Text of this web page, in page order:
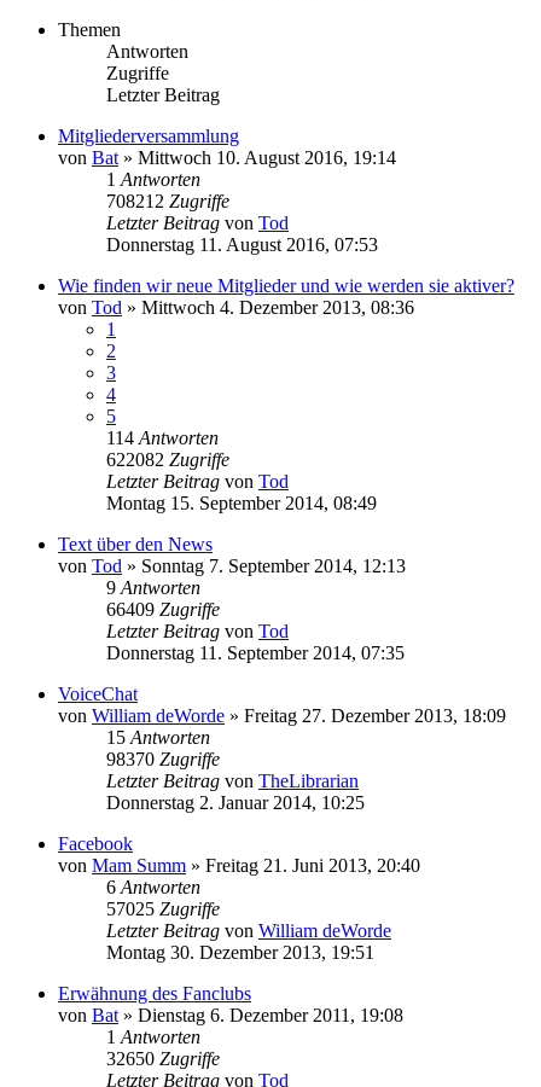
Themen
Antworten
Zugriffe
Letzter Beitrag
Mitgliederversammlung
von Bat » Mittwoch 10. August 2016, 19:14
1 Antworten
708212 Zugriffe
Letzter Beitrag von Tod
Donnerstag 11. August 2016, 07:53
Wie finden wir neue Mitglieder und wie werden sie aktiver?
von Tod » Mittwoch 4. Dezember 2013, 08:36
1
2
3
4
5
114 Antworten
622082 Zugriffe
Letzter Beitrag von Tod
Montag 15. September 2014, 08:49
Text über den News
von Tod » Sonntag 7. September 2014, 12:13
9 Antworten
66409 Zugriffe
Letzter Beitrag von Tod
Donnerstag 11. September 2014, 07:35
VoiceChat
von William deWorde » Freitag 27. Dezember 2013, 18:09
15 Antworten
98370 Zugriffe
Letzter Beitrag von TheLibrarian
Donnerstag 2. Januar 2014, 10:25
Facebook
von Mam Summ » Freitag 21. Juni 2013, 20:40
6 Antworten
57025 Zugriffe
Letzter Beitrag von William deWorde
Montag 30. Dezember 2013, 19:51
Erwähnung des Fanclubs
von Bat » Dienstag 6. Dezember 2011, 19:08
1 Antworten
32650 Zugriffe
Letzter Beitrag von Tod